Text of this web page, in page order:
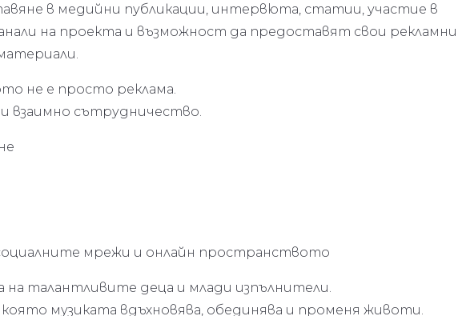
в медийни публикации, интервюта, статии, участие в
на проекта и възможност да предоставят свои рекламни
не е просто реклама.
взаимно сътрудничество.
мрежи и онлайн пространството
на талантливите деца и млади изпълнители.
която музиката вдъхновява, обединява и променя животи.